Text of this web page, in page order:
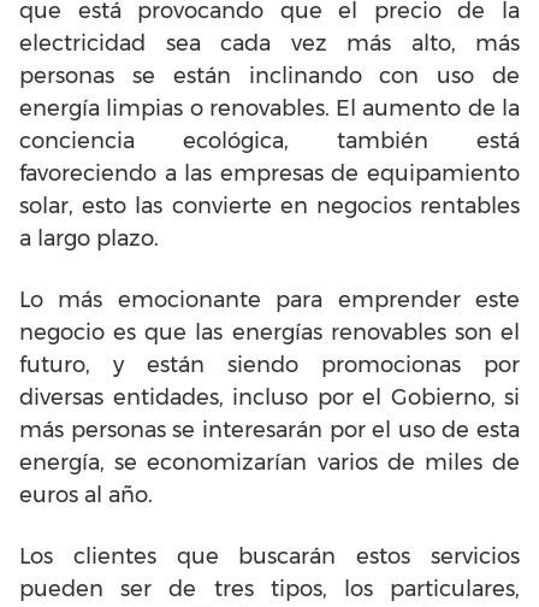
que está provocando que el precio de la
electricidad sea cada vez más alto, más
personas se están inclinando con uso de
energía limpias o renovables. El aumento de la
conciencia ecológica, también está
favoreciendo a las empresas de equipamiento
solar, esto las convierte en negocios rentables
a largo plazo.
Lo más emocionante para emprender este
negocio es que las energías renovables son el
futuro, y están siendo promocionas por
diversas entidades, incluso por el Gobierno, si
más personas se interesarán por el uso de esta
energía, se economizarían varios de miles de
euros al año.
Los clientes que buscarán estos servicios
pueden ser de tres tipos, los particulares,